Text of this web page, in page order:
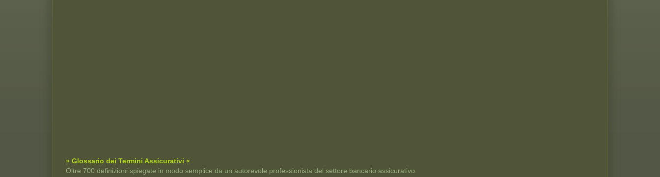
» Glossario dei Termini Assicurativi «
Oltre 700 definizioni spiegate in modo semplice da un autorevole professionista del settore bancario assicurativo.